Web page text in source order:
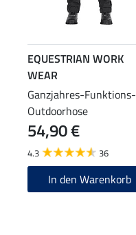
EQUESTRIAN WORK
WEAR
Ganzjahres-Funktions-
Outdoorhose
54,90 €
4.3 36
In den Warenkorb